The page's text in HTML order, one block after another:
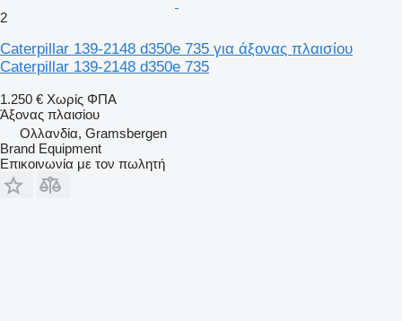
2
Caterpillar 139-2148 d350e 735 για άξονας πλαισίου
Caterpillar 139-2148 d350e 735
1.250 € Χωρίς ΦΠΑ
Άξονας πλαισίου
Ολλανδία, Gramsbergen
Brand Equipment
Επικοινωνία με τον πωλητή